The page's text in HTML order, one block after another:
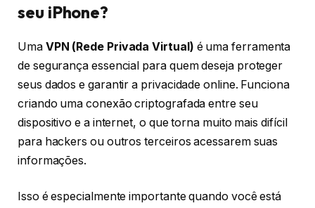
seu iPhone?
Uma VPN (Rede Privada Virtual) é uma ferramenta
de segurança essencial para quem deseja proteger
seus dados e garantir a privacidade online. Funciona
criando uma conexão criptografada entre seu
dispositivo e a internet, o que torna muito mais difícil
para hackers ou outros terceiros acessarem suas
informações.
Isso é especialmente importante quando você está